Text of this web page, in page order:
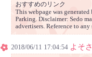
おすすめのリンク
This webpage was
Parking. Disclaimer: Sedo
advertisers. Reference to
2018/06/11 17:04:54 よそ